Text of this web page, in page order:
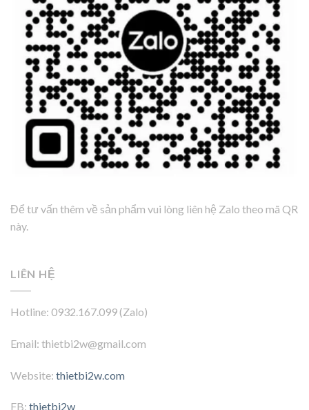
Để tư vấn thêm về sản phẩm vui lòng liên hệ Zalo theo mã QR
này.
LIÊN HỆ
Hotline: 0932.167.099 (Zalo)
Email: thietbi2w@gmail.com
Website: thietbi2w.com
FB: thietbi2w